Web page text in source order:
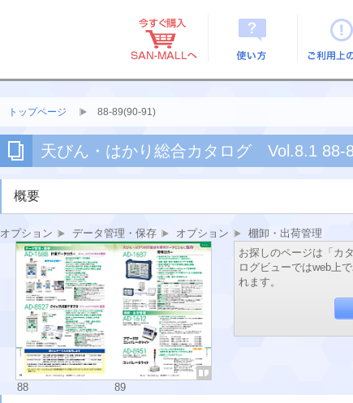
トップページ 88-89(90-91)
天びん・はかり総合カタログ Vol.8.1 88-
概要
オプション データ管理・保存 オプション 棚卸・出荷管理
88 89
お探しのページは「カ
ログビューではweb上
れます。